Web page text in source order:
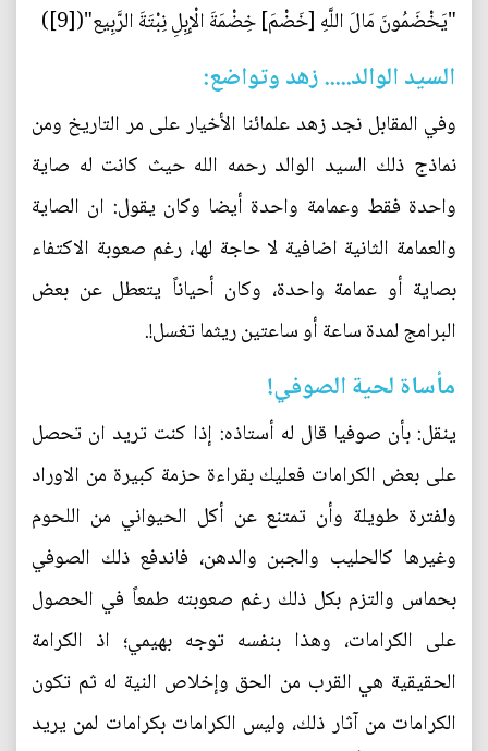
"يَخْضَمُونَ مَالَ اللَّهِ [خَضْمَ‏] خِضْمَةَ الْإِبِلِ نِبْتَةَ الرَّبِيع"‏([9])
السيد الوالد..... زهد وتواضع:
وفي المقابل نجد زهد علمائنا الأخيار على مر التاريخ ومن
نماذج ذلك السيد الوالد رحمه الله حيث كانت له صاية
واحدة فقط وعمامة واحدة أيضا وكان يقول: ان الصاية
والعمامة الثانية اضافية لا حاجة لها، رغم صعوبة الاكتفاء
بصاية أو عمامة واحدة، وكان أحياناً يتعطل عن بعض
البرامج لمدة ساعة أو ساعتين ريثما تغسل!.
مأساة لحية الصوفي!
ينقل: بأن صوفيا قال له أستاذه: إذا كنت تريد ان تحصل
على بعض الكرامات فعليك بقراءة حزمة كبيرة من الاوراد
ولفترة طويلة وأن تمتنع عن أكل الحيواني من اللحوم
وغيرها كالحليب والجبن والدهن، فاندفع ذلك الصوفي
بحماس والتزم بكل ذلك رغم صعوبته طمعاً في الحصول
على الكرامات، وهذا بنفسه توجه بهيمي؛ اذ الكرامة
الحقيقية هي القرب من الحق وإخلاص النية له ثم تكون
الكرامات من آثار ذلك، وليس الكرامات بكرامات لمن يريد